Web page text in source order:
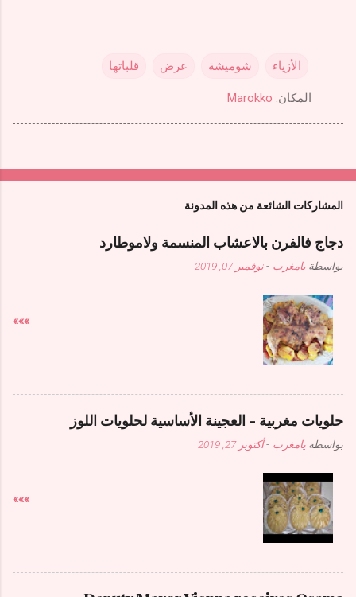
الأزياء شوميشة عرض قلباتها
المكان: Marokko
المشاركات الشائعة من هذه المدونة
دجاج فالفرن بالاعشاب المنسمة ولاموطارد
بواسطة يامغرب -نوفمبر 07, 2019
»»»
حلويات مغربية - العجينة الأساسية لحلويات اللوز
بواسطة يامغرب -أكتوبر 27, 2019
»»»